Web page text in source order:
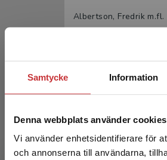
Samtycke Information
Denna webbplats använder cookies
Vi använder enhetsidentifierare för
och annonserna till användarna,
Albertson, Fredrik m.fl.